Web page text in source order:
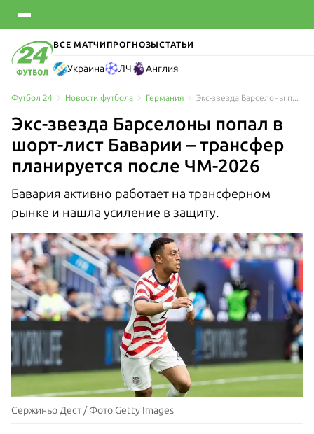
ВСЕ МАТЧИ ПРОГНОЗЫСТАТЬИ
Украина ЛЧ Англия
Футбол 24 Новости футбола Германия
Экс-звезда Барселоны попал в
шорт-лист Баварии – трансфер
планируется после ЧМ-2026
Бавария активно работает на трансферном
рынке и нашла усиление в защиту.
Сержиньо Дест / Фото Getty Images